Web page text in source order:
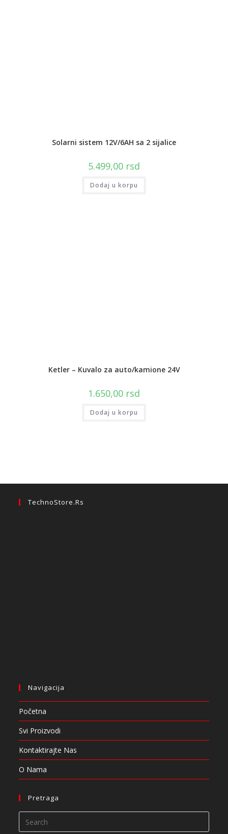
Solarni sistem 12V/6AH sa 2 sijalice
5.499,00 rsd
Dodaj u korpu
Ketler – Kuvalo za auto/kamione 24V
1.650,00 rsd
Dodaj u korpu
TechnoStore.rs
Navigacija
Početna
Svi Proizvodi
Kontaktirajte Nas
O Nama
Pretraga